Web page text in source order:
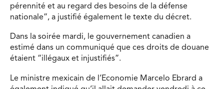
pérennité et au regard des besoins de la défense
nationale”, a justifié également le texte du décret.
Dans la soirée mardi, le gouvernement canadien a
estimé dans un communiqué que ces droits de douane
étaient “illégaux et injustifiés”.
Le ministre mexicain de l’Economie Marcelo Ebrard a